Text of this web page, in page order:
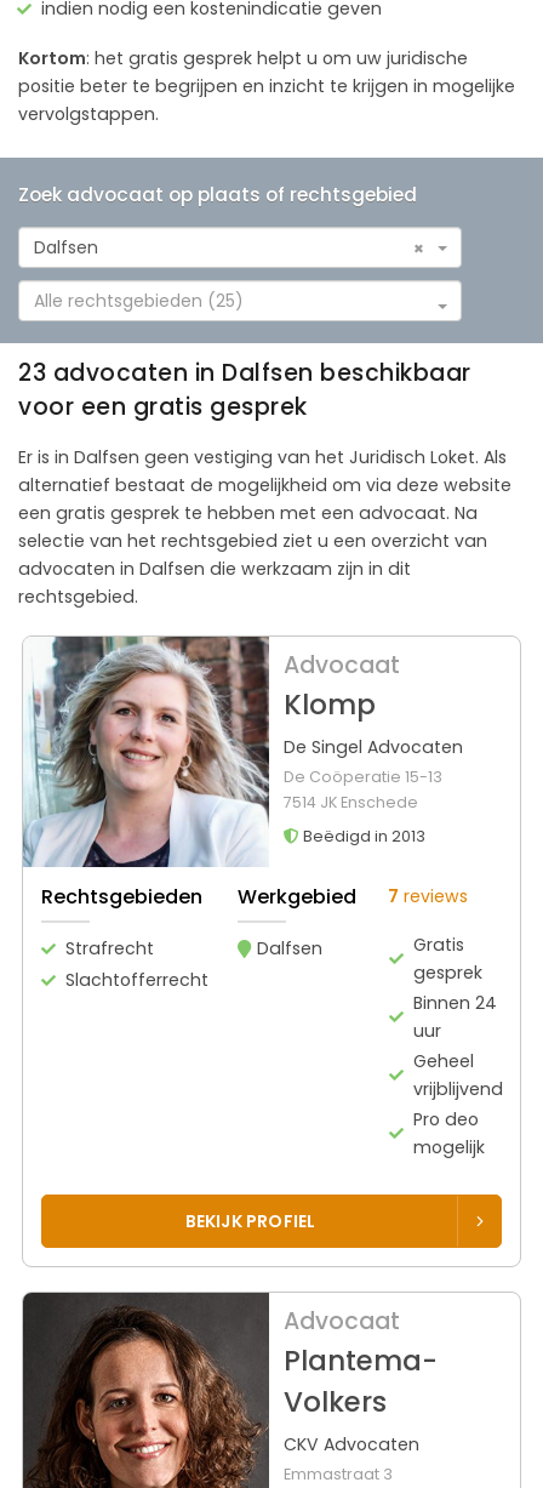
indien nodig een kostenindicatie geven
Kortom: het gratis gesprek helpt u om uw juridische
positie beter te begrijpen en inzicht te krijgen in mogelijke
vervolgstappen.
Zoek advocaat op plaats of rechtsgebied
×
Dalfsen
Alle rechtsgebieden (25)
23 advocaten in Dalfsen beschikbaar
voor een gratis gesprek
Er is in Dalfsen geen vestiging van het Juridisch Loket. Als
alternatief bestaat de mogelijkheid om via deze website
een gratis gesprek te hebben met een advocaat. Na
selectie van het rechtsgebied ziet u een overzicht van
advocaten in Dalfsen die werkzaam zijn in dit
rechtsgebied.
Advocaat
Klomp
De Singel Advocaten
De Coöperatie 15-13
7514 JK Enschede
Beëdigd in 2013
Rechtsgebieden
Strafrecht
Slachtofferrecht
Werkgebied
Dalfsen
7 reviews
Gratis
gesprek
Binnen 24
uur
Geheel
vrijblijvend
Pro deo
mogelijk
BEKIJK PROFIEL
Advocaat
Plantema-
Volkers
CKV Advocaten
Emmastraat 3